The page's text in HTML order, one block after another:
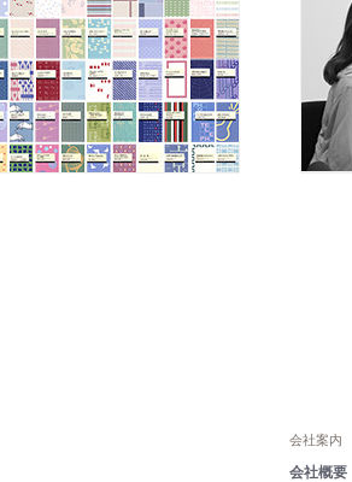
会社案内
会社概要